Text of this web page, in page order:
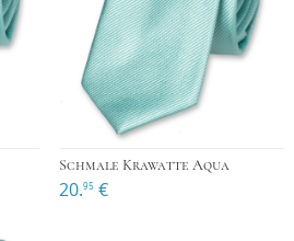
Schmale Krawatte Aqua
20.95 €